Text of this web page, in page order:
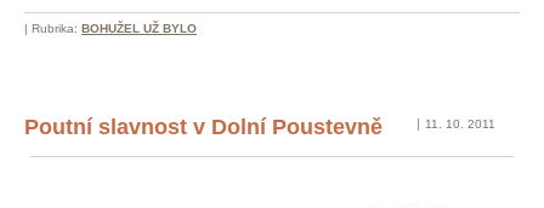
| Rubrika: BOHUŽEL UŽ BYLO
Poutní slavnost v Dolní Poustevně 11. 10. 2011